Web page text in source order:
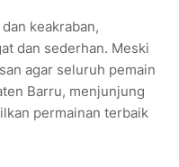
keakraban,
dan sederhan. Meski
agar seluruh pemain
Barru, menjunjung
permainan terbaik